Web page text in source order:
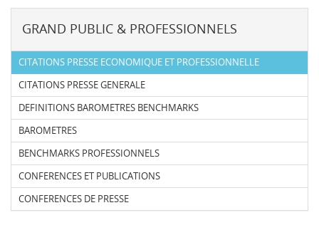
GRAND PUBLIC & PROFESSIONNELS
CITATIONS PRESSE ECONOMIQUE ET PROFESSIONNELLE
CITATIONS PRESSE GENERALE
DEFINITIONS BAROMETRES BENCHMARKS
BAROMETRES
BENCHMARKS PROFESSIONNELS
CONFERENCES ET PUBLICATIONS
CONFERENCES DE PRESSE